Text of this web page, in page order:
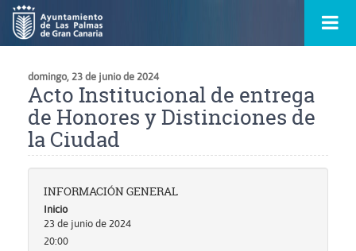
contenido
principal
Menú
domingo, 23 de junio de 2024
Acto Institucional de entrega
de Honores y Distinciones de
la Ciudad
INFORMACIÓN GENERAL
Inicio
23 de junio de 2024
20:00